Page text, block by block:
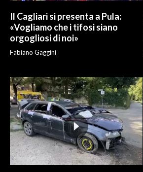
Il Cagliari si presenta a Pula:
«Vogliamo che i tifosi siano
orgogliosi di noi»
Fabiano Gaggini